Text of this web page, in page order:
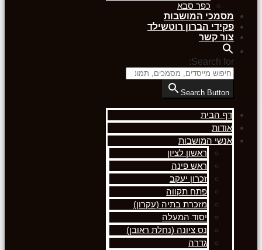
כפר סבא
מסמכי המושבות
פקידי הברון רוטשילד
צור קשר
Search for:
Search Button
דף הבית
אודות
אנשי המושבות
ראשון לציון
ראש פינה
זכרון יעקב
פתח תקווה
מזכרת בתיה (עקרון)
יסוד המעלה
נס ציונה (נחלת ראובן)
גדרה